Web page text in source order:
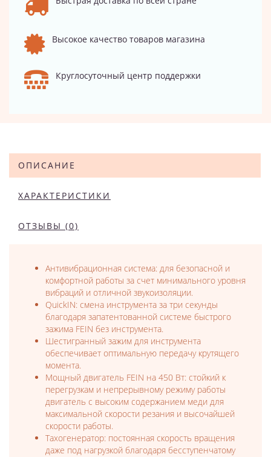
Высокое качество товаров магазина
Круглосуточный центр поддержки
ОПИСАНИЕ
ХАРАКТЕРИСТИКИ
ОТЗЫВЫ (0)
Антивибрационная система: для безопасной и
комфортной работы за счет минимального уровня
вибраций и отличной звукоизоляции.
QuickIN: смена инструмента за три секунды
благодаря запатентованной системе быстрого
зажима FEIN без инструмента.
Шестигранный зажим для инструмента
обеспечивает оптимальную передачу крутящего
момента.
Мощный двигатель FEIN на 450 Вт: стойкий к
перегрузкам и непрерывному режиму работы
двигатель с высоким содержанием меди для
максимальной скорости резания и высочайшей
скорости работы.
Тахогенератор: постоянная скорость вращения
даже под нагрузкой благодаря бесступенчатому